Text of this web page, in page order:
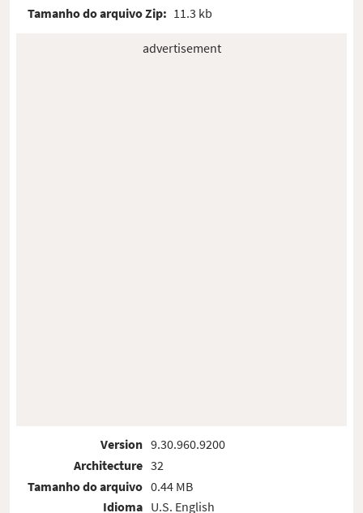
Tamanho do arquivo Zip: 11.3 kb
advertisement
Version
Architecture
Tamanho do arquivo
Idioma
9.30.960.9200
32
0.44 MB
U.S. English